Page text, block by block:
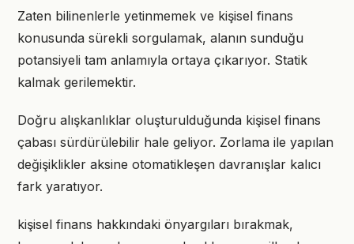
Zaten bilinenlerle yetinmemek ve kişisel finans
konusunda sürekli sorgulamak, alanın sunduğu
potansiyeli tam anlamıyla ortaya çıkarıyor. Statik
kalmak gerilemektir.
Doğru alışkanlıklar oluşturulduğunda kişisel finans
çabası sürdürülebilir hale geliyor. Zorlama ile yapılan
değişiklikler aksine otomatikleşen davranışlar kalıcı
fark yaratıyor.
kişisel finans hakkındaki önyargıları bırakmak,